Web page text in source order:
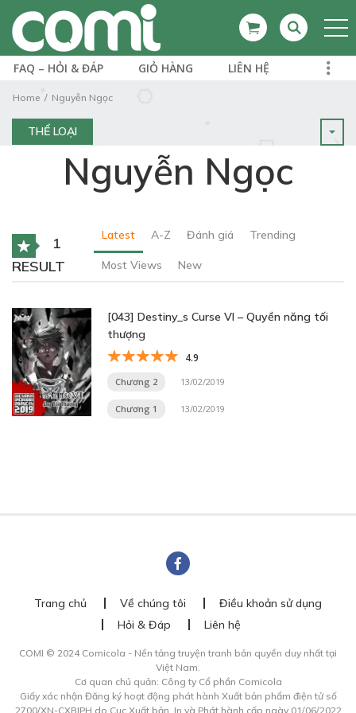
FAQ – HỎI & ĐÁP GIỎ HÀNG LIÊN HỆ
Home Nguyễn Ngọc
THỂ LOẠI
Nguyễn Ngọc
1
RESULT
Latest A-Z Đánh giá Trending
Most Views New
[043] Destiny_s Curse VI – Quyền năng tối
thượng
4.9
Chương 2 13/02/2019
Chương 1 13/02/2019
Trang chủ Về chúng tôi
Điều khoản sử dụng
Hỏi & Đáp
Liên hệ
COMI © 2024 Comicola - Nền tảng truyện tranh bản quyền duy nhất tại
Việt Nam.
Cơ quan chủ quản: Công ty Cổ phần Comicola
Giấy xác nhận Đăng ký hoạt động phát hành Xuất bản phẩm điện tử số
2700/XN-CXBIPH do Cục Xuất bản, In và Phát hành cấp ngày 01/06/2022